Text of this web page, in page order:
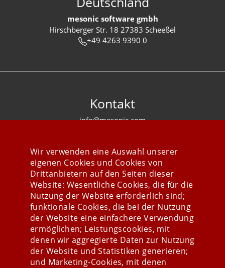
mesonic software gmbh
Hirschberger Str. 18 27383 Scheeßel
+49 4263 9390 0
Kontakt
info@mesonic.com
Stay connected
Wir verwenden eine Auswahl unserer
eigenen Cookies und Cookies von
Drittanbietern auf den Seiten dieser
Website: Wesentliche Cookies, die für die
Nutzung der Website erforderlich sind;
funktionale Cookies, die bei der Nutzung
der Website eine einfachere Verwendung
ermöglichen; Leistungscookies, mit
denen wir aggregierte Daten zur Nutzung
der Website und Statistiken generieren;
und Marketing-Cookies, mit denen